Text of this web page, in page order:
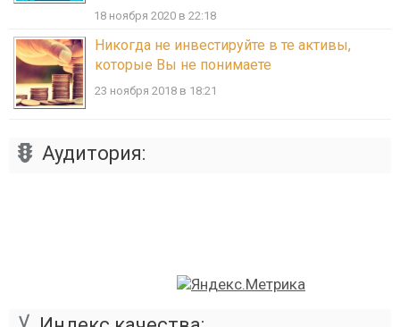
18 ноября 2020 в 22:18
Никогда не инвестируйте в те активы,
которые Вы не понимаете
23 ноября 2018 в 18:21
Аудитория: